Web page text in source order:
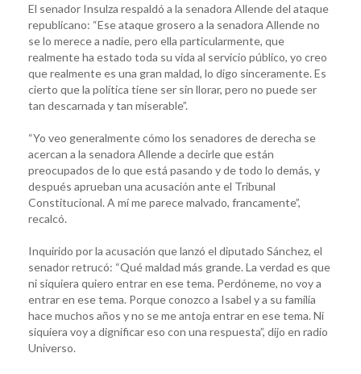
El senador Insulza respaldó a la senadora Allende del ataque
republicano: “Ese ataque grosero a la senadora Allende no
se lo merece a nadie, pero ella particularmente, que
realmente ha estado toda su vida al servicio público, yo creo
que realmente es una gran maldad, lo digo sinceramente. Es
cierto que la política tiene ser sin llorar, pero no puede ser
tan descarnada y tan miserable”.
“Yo veo generalmente cómo los senadores de derecha se
acercan a la senadora Allende a decirle que están
preocupados de lo que está pasando y de todo lo demás, y
después aprueban una acusación ante el Tribunal
Constitucional. A mí me parece malvado, francamente”,
recalcó.
Inquirido por la acusación que lanzó el diputado Sánchez, el
senador retrucó: “Qué maldad más grande. La verdad es que
ni siquiera quiero entrar en ese tema. Perdóneme, no voy a
entrar en ese tema. Porque conozco a Isabel y a su familia
hace muchos años y no se me antoja entrar en ese tema. Ni
siquiera voy a dignificar eso con una respuesta”, dijo en radio
Universo.